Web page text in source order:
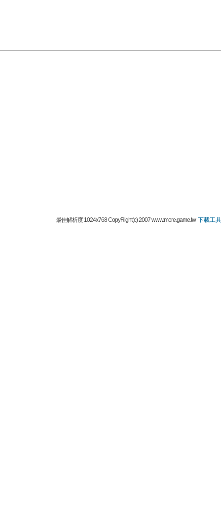
最佳解析度 1024x768 CopyRight(c) 2007 www.more.game.tw下載工